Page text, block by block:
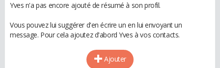
Yves n'a pas encore ajouté de résumé à son profil.
Vous pouvez lui suggérer d'en écrire un en lui envoyant un
message. Pour cela ajoutez d'abord Yves à vos contacts.
Ajouter